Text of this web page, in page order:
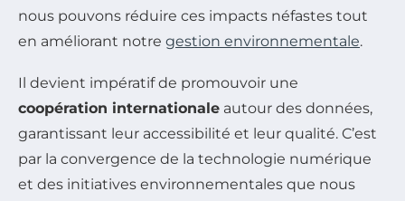
nous pouvons réduire ces impacts néfastes tout
en améliorant notre gestion environnementale.
Il devient impératif de promouvoir une
coopération internationale autour des données,
garantissant leur accessibilité et leur qualité. C’est
par la convergence de la technologie numérique
et des initiatives environnementales que nous